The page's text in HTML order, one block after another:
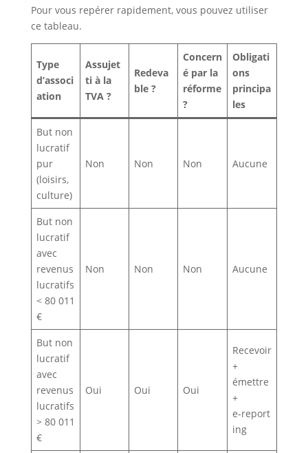
Pour vous repérer rapidement, vous pouvez utiliser
ce tableau.
Type
d’associ
ation
Assujet
ti à la
TVA ?
Redeva
ble ?
Concern
é par la
réforme
?
Obligati
ons
principa
les
But non
lucratif
pur
(loisirs,
culture)
Non Non Non Aucune
But non
lucratif
avec
revenus
lucratifs
< 80 011
€
Non Non Non Aucune
But non
lucratif
avec
revenus
lucratifs
> 80 011
€
Oui Oui Oui
Recevoir
+
émettre
+
e‑report
ing